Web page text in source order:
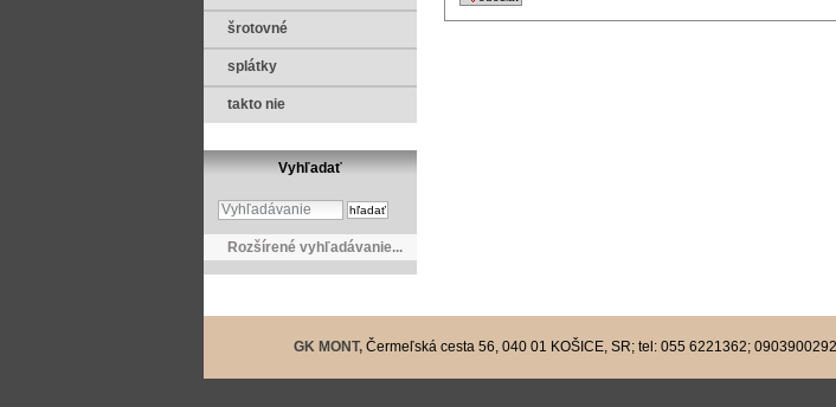
šrotovné
splátky
takto nie
Vyhľadať
Rozšírené vyhľadávanie...
GK MONT, Čermeľská cesta 56, 040 01 KOŠICE, SR; tel: 055 6221362;